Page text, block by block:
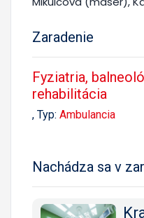
Zaradenie
Fyziatria,
rehabilitácia
, Typ: Ambulancia
Nachádza sa v